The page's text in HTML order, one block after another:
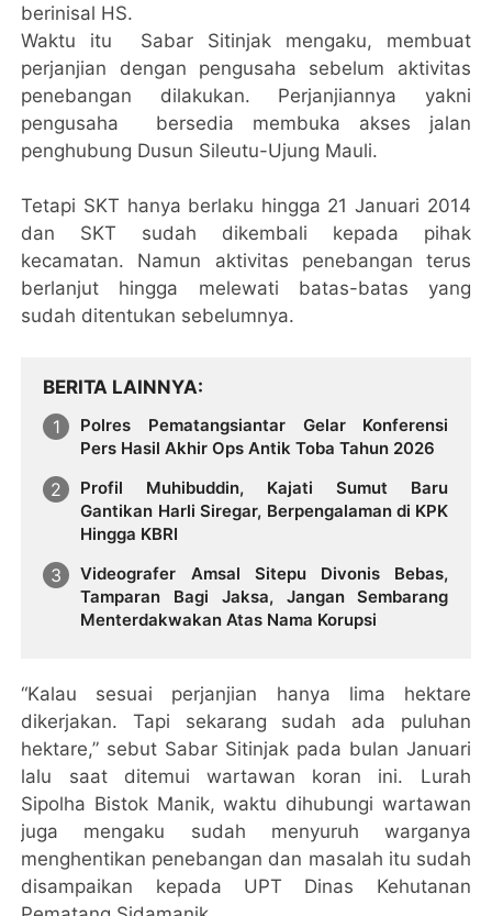
berinisal HS.
Waktu itu Sabar Sitinjak mengaku, membuat
perjanjian dengan pengusaha sebelum aktivitas
penebangan dilakukan. Perjanjiannya yakni
pengusaha bersedia membuka akses jalan
penghubung Dusun Sileutu-Ujung Mauli.
Tetapi SKT hanya berlaku hingga 21 Januari 2014
dan SKT sudah dikembali kepada pihak
kecamatan. Namun aktivitas penebangan terus
berlanjut hingga melewati batas-batas yang
sudah ditentukan sebelumnya.
BERITA LAINNYA
Polres Pematangsiantar Gelar Konferensi
Pers Hasil Akhir Ops Antik Toba Tahun 2026
Profil Muhibuddin, Kajati Sumut Baru
Gantikan Harli Siregar, Berpengalaman di KPK
Hingga KBRI
Videografer Amsal Sitepu Divonis Bebas,
Tamparan Bagi Jaksa, Jangan Sembarang
Menterdakwakan Atas Nama Korupsi
“Kalau sesuai perjanjian hanya lima hektare
dikerjakan. Tapi sekarang sudah ada puluhan
hektare,” sebut Sabar Sitinjak pada bulan Januari
lalu saat ditemui wartawan koran ini. Lurah
Sipolha Bistok Manik, waktu dihubungi wartawan
juga mengaku sudah menyuruh warganya
menghentikan penebangan dan masalah itu sudah
disampaikan kepada UPT Dinas Kehutanan